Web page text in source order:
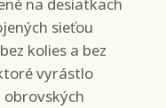
na desiatkach
sieťou
kolies a bez
vyrástlo
obrovských